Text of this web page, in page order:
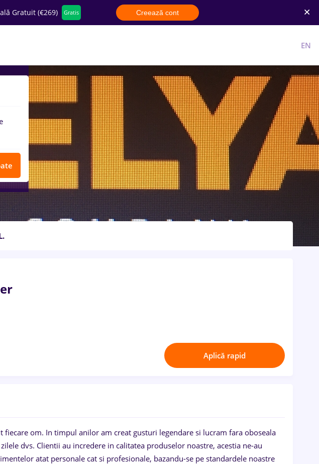
Gratuit (€269) Gratis Creează cont
EN
Aplică rapid
fiecare om. In timpul anilor am creat gusturi legendare si lucram fara oboseala
dvs. Clientii au incredere in calitatea produselor noastre, acestia ne-au
atat personale cat si profesionale, bazandu-se pe standardele noastre